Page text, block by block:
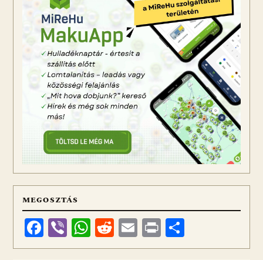
MEGOSZTÁS
Facebook
ViberWhatsApp
Reddit
Email
Print
meg